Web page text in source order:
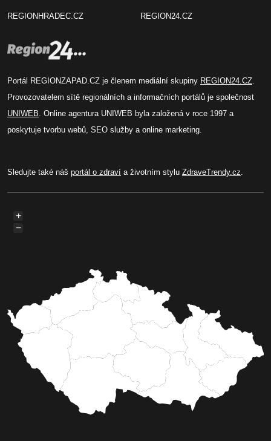
REGIONHRADEC.CZ REGION24.CZ
Portál REGIONZAPAD.CZ je členem mediální skupiny REGION24.CZ.
Provozovatelem sítě regionálních a informačních portálů je společnost
UNIWEB. Online agentura UNIWEB byla založená v roce 1997 a
poskytuje tvorbu webů, SEO služby a online marketing.
Sledujte také náš portál o zdraví a životním stylu ZdraveTrendy.cz.
+
−